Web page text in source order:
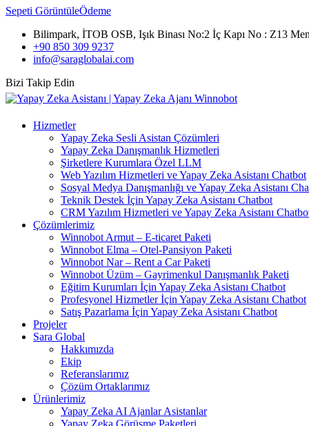
Sepeti GörüntüleÖdeme
Bilimpark, İTOB OSB, Işık Binası No:2 İç Kapı No : Z13
+90 850 309 9237
info@saraglobalai.com
Bizi Takip Edin
Hizmetler
Yapay Zeka Sesli Asistan Çözümleri
Yapay Zeka Danışmanlık Hizmetleri
Şirketlere Kurumlara Özel LLM
Web Yazılım Hizmetleri ve Yapay Zeka Asistanı Chatbot
Sosyal Medya Danışmanlığı ve Yapay Zeka Asistanı
Teknik Destek İçin Yapay Zeka Asistanı Chatbot
CRM Yazılım Hizmetleri ve Yapay Zeka Asistanı
Çözümlerimiz
Winnobot Armut – E-ticaret Paketi
Winnobot Elma – Otel-Pansiyon Paketi
Winnobot Nar – Rent a Car Paketi
Winnobot Üzüm – Gayrimenkul Danışmanlık Paketi
Eğitim Kurumları İçin Yapay Zeka Asistanı Chatbot
Profesyonel Hizmetler İçin Yapay Zeka Asistanı Chatbot
Satış Pazarlama İçin Yapay Zeka Asistanı Chatbot
Projeler
Sara Global
Hakkımızda
Ekip
Referanslarımız
Çözüm Ortaklarımız
Ürünlerimiz
Yapay Zeka AI Ajanlar Asistanlar